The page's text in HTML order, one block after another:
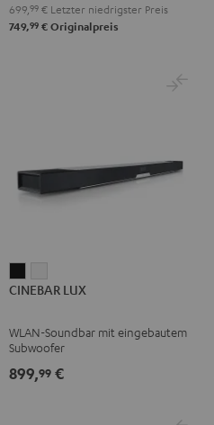
"4.1-
Set"
"4.1-
Set"
699, 99 € Letzter niedrigster Preis
749,99 € Originalpreis
LUXLUX
CINEBAR LUX
WLAN-Soundbar mit eingebautem
Subwoofer
899,99 €